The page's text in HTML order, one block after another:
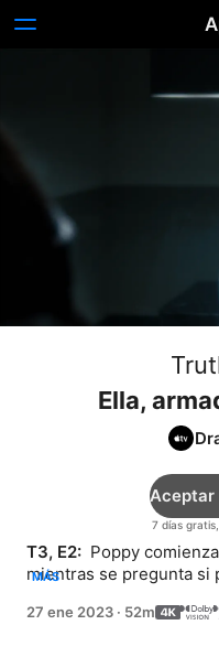
Ella,
7 días
Aceptar
T3, E2: Poppy
mientras se pregunta si
MÁS
27 ene 2023 · 52m